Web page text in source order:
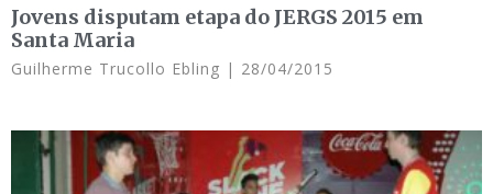
Jovens disputam etapa do JERGS 2015 em
Santa Maria
Guilherme Trucollo Ebling 28/04/2015